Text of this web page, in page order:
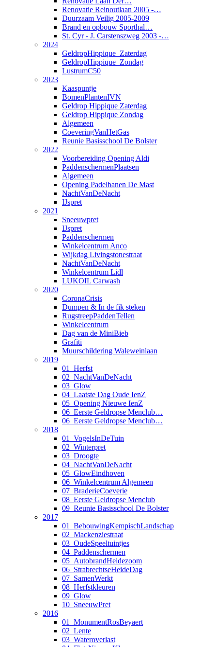
Renovatie Reinoutlaan 2005 -…
Duurzaam Veilig 2005-2009
Brand en opbouw Sporthal…
St. Cyr - J. Carstenszweg 2003 -…
2024
GeldropHippique_Zaterdag
GeldropHippique_Zondag
LustrumC50
2023
Kaaspuntje
BomenPlantenIVN
Geldrop Hippique Zaterdag
Geldrop Hippique Zondag
Algemeen
CoeveringVanHetGas
Reunie Basisschool De Bolster
2022
Voorbereiding Opening Aldi
PaddenschermenPlaatsen
Algemeen
Opening Padelbanen De Mast
NachtVanDeNacht
IJspret
2021
Sneeuwpret
IJspret
Paddenschermen
Winkelcentrum Anco
Wijkdag Livingstonestraat
NachtVanDeNacht
Winkelcentrum Lidl
LUKOIL Carwash
2020
CoronaCrisis
Dumpen & In de fik steken
RugstreepPaddenTellen
Winkelcentrum
Dag van de MiniBieb
Grafiti
Muurschildering Waleweinlaan
2019
01_Herfst
02_NachtVanDeNacht
03_Glow
04_Laatste Dag Oude IenZ
05_Opening Nieuwe IenZ
06_Eerste Geldropse Menclub…
06_Eerste Geldropse Menclub…
2018
01_VogelsInDeTuin
02_Winterpret
03_Droogte
04_NachtVanDeNacht
05_GlowEindhoven
06_Winkelcentrum Algemeen
07_BraderieCoeverie
08_Eerste Geldropse Menclub
09_Reunie Basisschool De Bolster
2017
01_BebouwingKempischLandschap
02_Mackenziestraat
03_OudeSpeeltuintjes
04_Paddenschermen
05_AutobrandHeidezoom
06_StrabrechtseHeideDag
07_SamenWerkt
08_Herfstkleuren
09_Glow
10_SneeuwPret
2016
01_MonumentRosBeyaert
02_Lente
03_Wateroverlast